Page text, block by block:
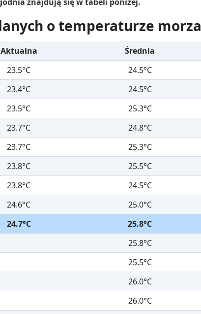
o temperaturze morza
Aktualna Średnia
23.5°C
24.5°C
23.4°C
24.5°C
23.5°C
25.3°C
23.7°C
24.8°C
23.7°C
25.3°C
23.8°C
25.5°C
23.8°C
24.5°C
24.6°C
25.0°C
24.7°C 25.8°C
25.8°C
25.5°C
26.0°C
26.0°C